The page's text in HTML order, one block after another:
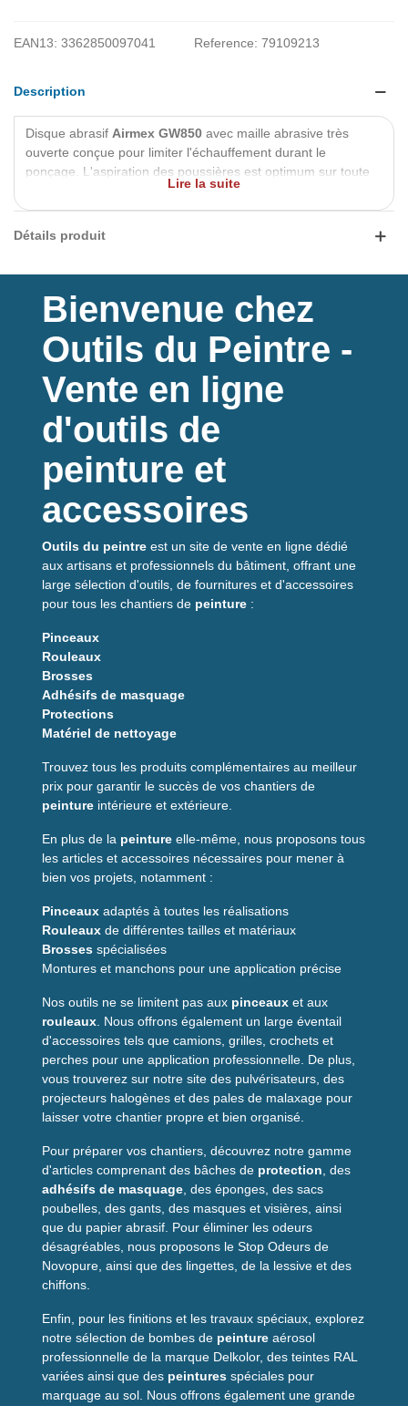
EAN13: 3362850097041 Reference: 79109213
Description
Disque abrasif Airmex GW850 avec maille abrasive très
ouverte conçue pour limiter l'échauffement durant le
ponçage. L'aspiration des poussières est optimum sur toute
Disque souple et épais pour une finition parfaite et sans
rayures. Son grain conserve son pouvoir de coupe tout au
Disque autofixant
Haute longévité
Grain céramique
Résistant et durable
Conditionné en boîte de 10
disques
Grain de
80
Destination
Ponçage sur carrosserie, PVC, bois dur, peinture et métaux
Lire la suite
Détails produit
Bienvenue chez
Outils du Peintre -
Vente en ligne
d'outils de
peinture et
accessoires
Outils du peintre est un site de vente en ligne dédié
aux artisans et professionnels du bâtiment, offrant une
large sélection d'outils, de fournitures et d'accessoires
pour tous les chantiers de peinture :
Pinceaux
Rouleaux
Brosses
Adhésifs de masquage
Protections
Matériel de nettoyage
Trouvez tous les produits complémentaires au meilleur
prix pour garantir le succès de vos chantiers de
peinture intérieure et extérieure.
En plus de la peinture elle-même, nous proposons tous
les articles et accessoires nécessaires pour mener à
bien vos projets, notamment :
Pinceaux adaptés à toutes les réalisations
Rouleaux de différentes tailles et matériaux
Brosses spécialisées
Montures et manchons pour une application précise
Nos outils ne se limitent pas aux pinceaux et aux
rouleaux . Nous offrons également un large éventail
d'accessoires tels que camions, grilles, crochets et
perches pour une application professionnelle. De plus,
vous trouverez sur notre site des pulvérisateurs, des
projecteurs halogènes et des pales de malaxage pour
laisser votre chantier propre et bien organisé.
Pour préparer vos chantiers, découvrez notre gamme
d'articles comprenant des bâches de protection , des
adhésifs de masquage , des éponges, des sacs
poubelles, des gants, des masques et visières, ainsi
que du papier abrasif. Pour éliminer les odeurs
désagréables, nous proposons le Stop Odeurs de
Novopure, ainsi que des lingettes, de la lessive et des
chiffons.
Enfin, pour les finitions et les travaux spéciaux, explorez
notre sélection de bombes de peinture aérosol
professionnelle de la marque Delkolor, des teintes RAL
variées ainsi que des peintures spéciales pour
marquage au sol. Nous offrons également une grande